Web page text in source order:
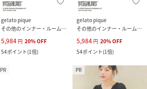
gelato pique
その他のインナー・ルームウェア
5,984 円 20%OFF
54ポイント(1倍)
gelato pique
その他のインナー・ルームウェア
5,984 円 20%OFF
54ポイント(1倍)
PR PR